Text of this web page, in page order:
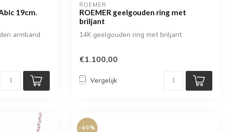
19cm.
armband
ROEMER
ROEMER geelgouden ring met
briljant
14K geelgouden ring met briljant
€1.100,00
Vergelijk
-40%